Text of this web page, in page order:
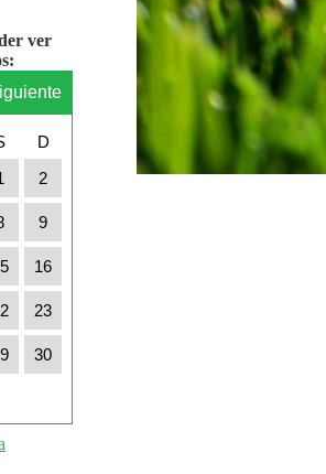
ver
D
2
9
16
23
30